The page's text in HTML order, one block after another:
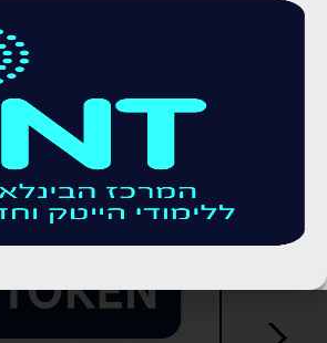
לכתבות בנושא